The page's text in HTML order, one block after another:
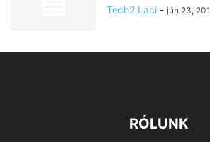
Tech2 Laci - jún 23,
RÓLUNK